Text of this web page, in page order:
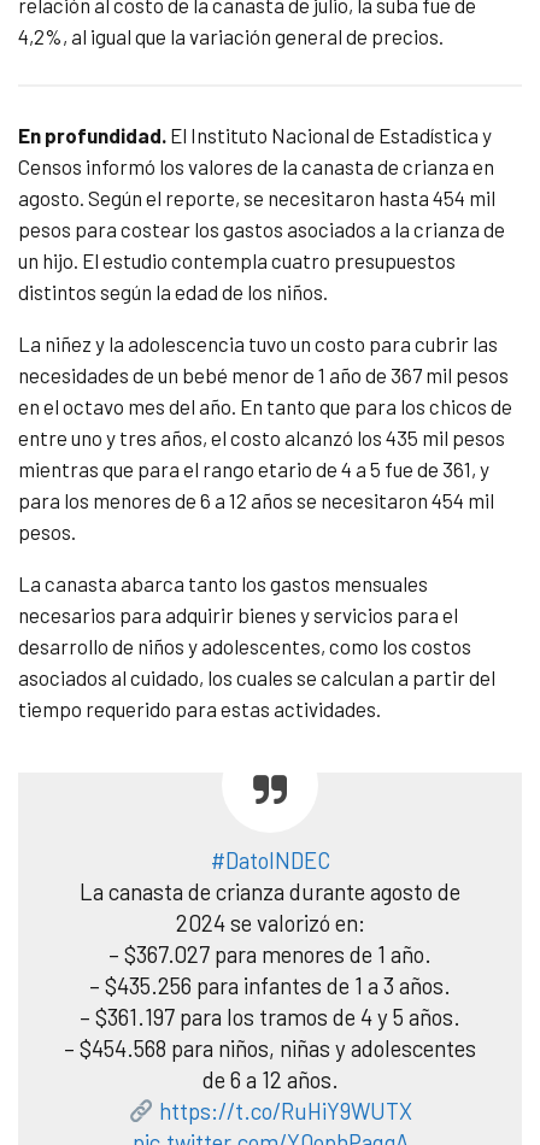
relación al costo de la canasta de julio, la suba fue de
4,2%, al igual que la variación general de precios.
En profundidad. El Instituto Nacional de Estadística y
Censos informó los valores de la canasta de crianza en
agosto. Según el reporte, se necesitaron hasta 454 mil
pesos para costear los gastos asociados a la crianza de
un hijo. El estudio contempla cuatro presupuestos
distintos según la edad de los niños.
La niñez y la adolescencia tuvo un costo para cubrir las
necesidades de un bebé menor de 1 año de 367 mil pesos
en el octavo mes del año. En tanto que para los chicos de
entre uno y tres años, el costo alcanzó los 435 mil pesos
mientras que para el rango etario de 4 a 5 fue de 361, y
para los menores de 6 a 12 años se necesitaron 454 mil
pesos.
La canasta abarca tanto los gastos mensuales
necesarios para adquirir bienes y servicios para el
desarrollo de niños y adolescentes, como los costos
asociados al cuidado, los cuales se calculan a partir del
tiempo requerido para estas actividades.
#DatoINDEC
La canasta de crianza durante agosto de
2024 se valorizó en:
– $367.027 para menores de 1 año.
– $435.256 para infantes de 1 a 3 años.
– $361.197 para los tramos de 4 y 5 años.
– $454.568 para niños, niñas y adolescentes
de 6 a 12 años.
https://t.co/RuHiY9WUTX